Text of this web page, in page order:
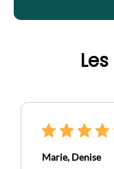
Marie, Denise